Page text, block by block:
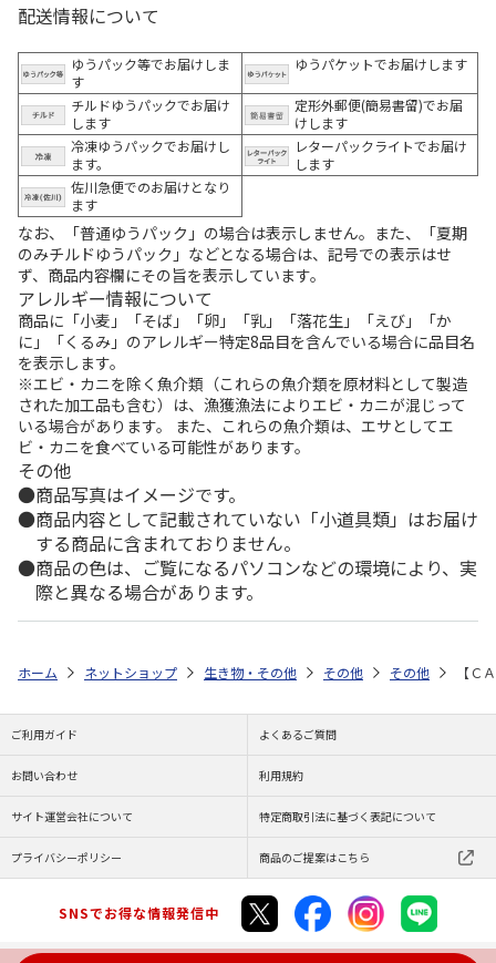
配送情報について
ゆうパック等でお届けしま
す
ゆうパケットでお届けします
チルドゆうパックでお届け
します
定形外郵便(簡易書留)でお届
けします
冷凍ゆうパックでお届けし
ます。
レターパックライトでお届け
します
佐川急便でのお届けとなり
ます
なお、「普通ゆうパック」の場合は表示しません。また、「夏期
のみチルドゆうパック」などとなる場合は、記号での表示はせ
ず、商品内容欄にその旨を表示しています。
アレルギー情報について
商品に「小麦」「そば」「卵」「乳」「落花生」「えび」「か
に」「くるみ」のアレルギー特定8品目を含んでいる場合に品目名
を表示します。
※エビ・カニを除く魚介類（これらの魚介類を原材料として製造
された加工品も含む）は、漁獲漁法によりエビ・カニが混じって
いる場合があります。 また、これらの魚介類は、エサとしてエ
ビ・カニを食べている可能性があります。
その他
商品写真はイメージです。
商品内容として記載されていない「小道具類」はお届け
する商品に含まれておりません。
商品の色は、ご覧になるパソコンなどの環境により、実
際と異なる場合があります。
ホーム ネットショップ 生き物・その他 その他 その他 【Ｃ
ご利用ガイド よくあるご質問
お問い合わせ 利用規約
サイト運営会社について 特定商取引法に基づく表記について
プライバシーポリシー 商品のご提案はこちら
SNSでお得な情報発信中